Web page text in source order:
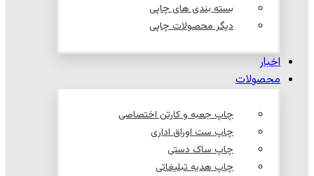
بسته بندی های چاپی
دیگر محصولات چاپی
اخبار
محصولات
چاپ جعبه و کارتن اختصاصی
چاپ ست اوراق اداری
چاپ ساک دستی
چاپ هدیه تبلیغاتی